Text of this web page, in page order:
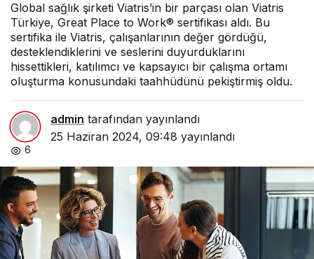
Global sağlık şirketi Viatris’in bir parçası olan Viatris
Türkiye, Great Place to Work® sertifikası aldı. Bu
sertifika ile Viatris, çalışanlarının değer gördüğü,
desteklendiklerini ve seslerini duyurduklarını
hissettikleri, katılımcı ve kapsayıcı bir çalışma ortamı
oluşturma konusundaki taahhüdünü pekiştirmiş oldu.
admin tarafından yayınlandı
25 Haziran 2024, 09:48 yayınlandı
6